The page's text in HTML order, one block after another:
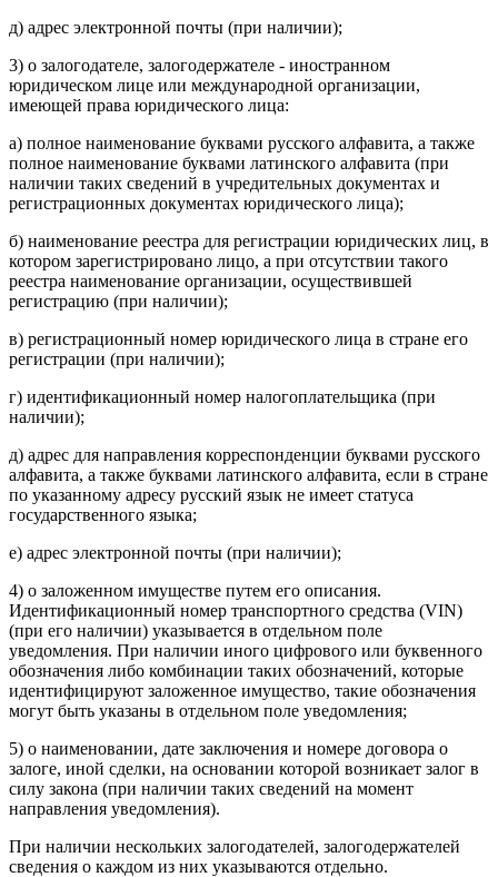
д) адрес электронной почты (при наличии);
3) о залогодателе, залогодержателе - иностранном
юридическом лице или международной организации,
имеющей права юридического лица:
а) полное наименование буквами русского алфавита, а также
полное наименование буквами латинского алфавита (при
наличии таких сведений в учредительных документах и
регистрационных документах юридического лица);
б) наименование реестра для регистрации юридических лиц, в
котором зарегистрировано лицо, а при отсутствии такого
реестра наименование организации, осуществившей
регистрацию (при наличии);
в) регистрационный номер юридического лица в стране его
регистрации (при наличии);
г) идентификационный номер налогоплательщика (при
наличии);
д) адрес для направления корреспонденции буквами русского
алфавита, а также буквами латинского алфавита, если в стране
по указанному адресу русский язык не имеет статуса
государственного языка;
е) адрес электронной почты (при наличии);
4) о заложенном имуществе путем его описания.
Идентификационный номер транспортного средства (VIN)
(при его наличии) указывается в отдельном поле
уведомления. При наличии иного цифрового или буквенного
обозначения либо комбинации таких обозначений, которые
идентифицируют заложенное имущество, такие обозначения
могут быть указаны в отдельном поле уведомления;
5) о наименовании, дате заключения и номере договора о
залоге, иной сделки, на основании которой возникает залог в
силу закона (при наличии таких сведений на момент
направления уведомления).
При наличии нескольких залогодателей, залогодержателей
сведения о каждом из них указываются отдельно.